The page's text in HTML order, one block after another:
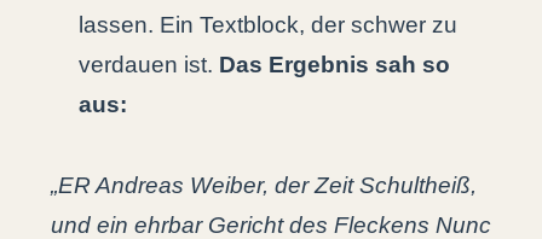
lassen. Ein Textblock, der schwer zu
verdauen ist. Das Ergebnis sah so
aus:
„ER Andreas Weiber, der Zeit Schultheiß,
und ein ehrbar Gericht des Fleckens Nunc